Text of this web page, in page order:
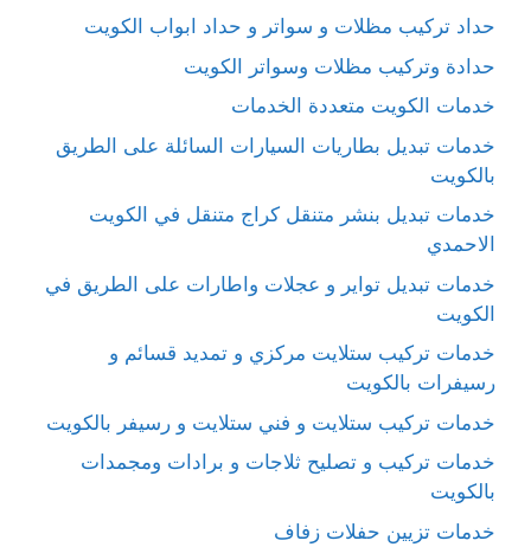
حداد تركيب مظلات و سواتر و حداد ابواب الكويت
حدادة وتركيب مظلات وسواتر الكويت
خدمات الكويت متعددة الخدمات
خدمات تبديل بطاريات السيارات السائلة على الطريق
بالكويت
خدمات تبديل بنشر متنقل كراج متنقل في الكويت
الاحمدي
خدمات تبديل تواير و عجلات واطارات على الطريق في
الكويت
خدمات تركيب ستلايت مركزي و تمديد قسائم و
رسيفرات بالكويت
خدمات تركيب ستلايت و فني ستلايت و رسيفر بالكويت
خدمات تركيب و تصليح ثلاجات و برادات ومجمدات
بالكويت
خدمات تزيين حفلات زفاف